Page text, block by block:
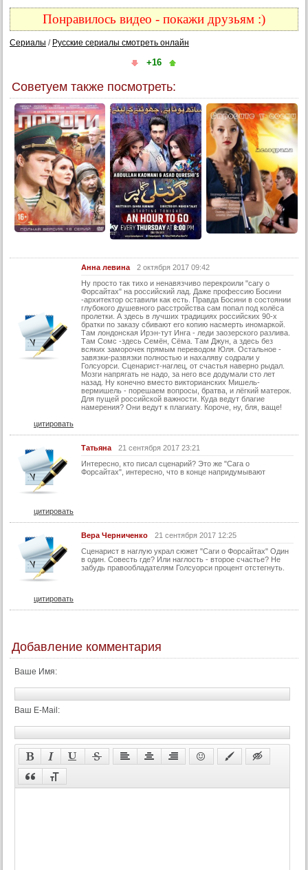
19-20 серия
Конец
Понравилось видео - покажи друзьям :)
Сериалы / Русские сериалы смотреть онлайн
+16
Советуем также посмотреть:
Анна левина
2 октября 2017 09:42
Ну просто так тихо и ненавязчиво перекроили "сагу о
Форсайтах" на российский лад. Даже профессию Босини
-архитектор оставили как есть. Правда Босини в состоянии
глубокого душевного расстройства сам попал под колёса
пролетки. А здесь в лучших традициях российских 90-х
братки по заказу сбивают его копию насмерть иномаркой.
Там лондонская Ирэн-тут Инга - леди заозерского разлива.
Там Сомс -здесь Семён, Сёма. Там Джун, а здесь без
всяких заморочек прямым переводом Юля. Остальное -
завязки-развязки полностью и нахаляву содрали у
Голсуорси. Сценарист-наглец, от счастья наверно рыдал.
Мозги напрягать не надо, за него все додумали сто лет
назад. Ну конечно вместо викторианских Мишель-
вермишель - порешаем вопросы, братва, и лёгкий матерок.
Для пущей российской важности. Куда ведут благие
намерения? Они ведут к плагиату. Короче, ну, бля, ваще!
цитировать
Татьяна
21 сентября 2017 23:21
Интересно, кто писал сценарий? Это же "Сага о
Форсайтах", интересно, что в конце напридумывают
цитировать
Вера Черниченко
21 сентября 2017 12:25
Сценарист в наглую украл сюжет "Саги о Форсайтах" Один
в один. Совесть где? Или наглость - второе счастье? Не
забудь правообладателям Голсуорси процент отстегнуть.
цитировать
Добавление комментария
Ваше Имя:
Ваш E-Mail: